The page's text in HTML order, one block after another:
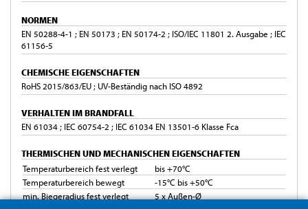
NORMEN
EN 50288-4-1 ; EN 50173 ; EN 50174-2 ; ISO/IEC 11801 2. Ausgabe ; IEC
61156-5
CHEMISCHE EIGENSCHAFTEN
RoHS 2015/863/EU ; UV-Beständig nach ISO 4892
VERHALTEN IM BRANDFALL
EN 61034 ; IEC 60754-2 ; IEC 61034 EN 13501-6 Klasse Fca
THERMISCHEN UND MECHANISCHEN EIGENSCHAFTEN
Temperaturbereich fest verlegt
bis +70°C
Temperaturbereich bewegt
-15°C bis +50°C
min. Biegeradius fest verlegt
5 x Außen-Ø